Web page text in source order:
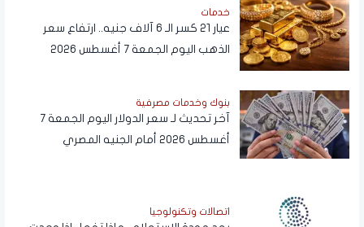
خدمات
عيار 21 كسر الـ 6 آلاف جنيه.. ارتفاع سعر
الذهب اليوم الجمعة 7 أغسطس 2026
بنوك وخدمات مصرفية
آخر تحديث لـ سعر الدولار اليوم الجمعة 7
أغسطس 2026 أمام الجنيه المصري
اتصالات وتكنولوجيا